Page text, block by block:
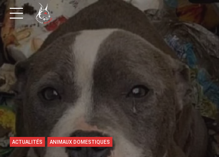
ACTUALITÉS ANIMAUX DOMESTIQUES